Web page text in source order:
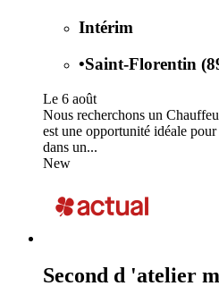
Intérim
•Saint-Florentin
Le 6 août
Nous recherchons un
est une opportunité idéale
dans un...
New
Second d 'atelier